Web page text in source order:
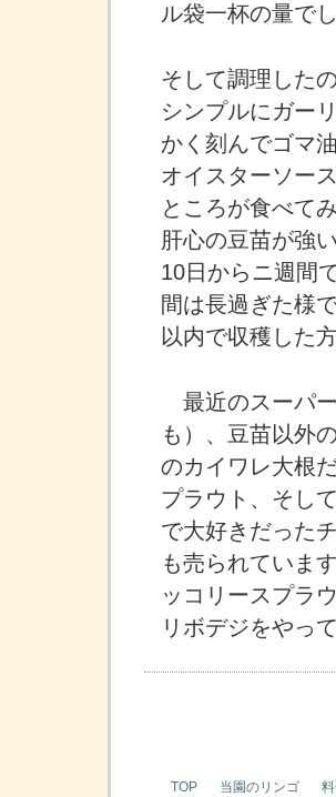
ル袋一杯の量でし
そして調理した
シンプルにガー
かく刻んでゴマ
オイスターソー
ところが食べて
肝心の豆苗が強
10日からニ週間
間は長過ぎた様
以内で収穫した
最近のスーパ
も）、豆苗以外
のカイワレ大根
プラウト、そし
で大好きだった
も売られていま
ッコリースプラ
リボデジをやっ
TOP 当園のリンゴ